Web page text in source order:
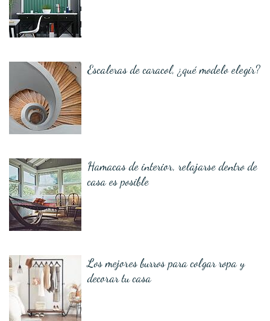
Escaleras de caracol, ¿qué modelo elegir?
Hamacas de interior, relajarse dentro de
casa es posible
Los mejores burros para colgar ropa y
decorar tu casa